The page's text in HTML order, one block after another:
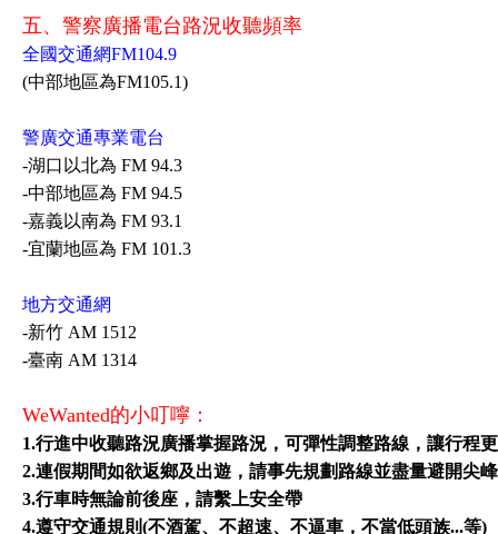
五、警察廣播電台路況收聽頻率
全國交通網FM104.9
(中部地區為FM105.1)
警廣交通專業電台
-湖口以北為 FM 94.3
-中部地區為 FM 94.5
-嘉義以南為 FM 93.1
-宜蘭地區為 FM 101.3
地方交通網
-新竹 AM 1512
-臺南 AM 1314
WeWanted的小叮嚀：
1.行進中收聽路況廣播掌握路況，可彈性調整路線，讓行程
2.連假期間如欲返鄉及出遊，請事先規劃路線並盡量避開尖
3.行車時無論前後座，請繫上安全帶
4.遵守交通規則(不酒駕、不超速、不逼車，不當低頭族...等)